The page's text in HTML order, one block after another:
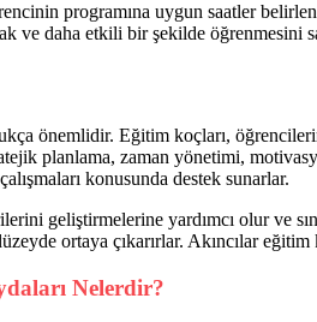
programına uygun saatler
ve daha etkili bir şekilde
önemlidir. Eğitim koçları,
planlama, zaman yönetimi,
konusunda destek sunarlar.
geliştirmelerine yardımcı olur ve
ortaya çıkarırlar. Akıncılar
Nelerdir?